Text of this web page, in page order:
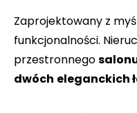
Zaprojektowany z
funkcjonalności.
przestronnego
dwóch eleganckich